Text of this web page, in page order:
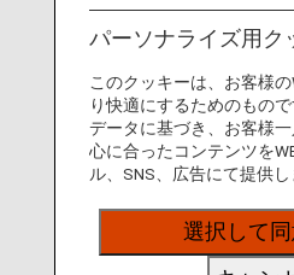
ご予約の
パーソナライズ用ク
このクッキーは、お客様の
り快適にするためのもの
データに基づき、お客様
心に合ったコンテンツを
ル、SNS、広告にて提供し
選択して